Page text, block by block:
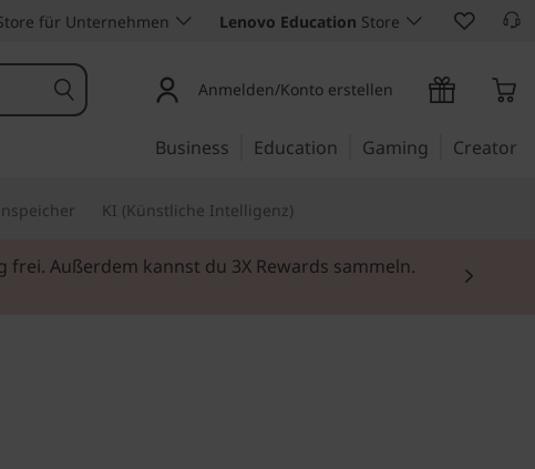
für Unternehmen Lenovo Education Store
Anmelden/Konto erstellen
Business Education Gaming Creator
KI (Künstliche Intelligenz)
Kaufen